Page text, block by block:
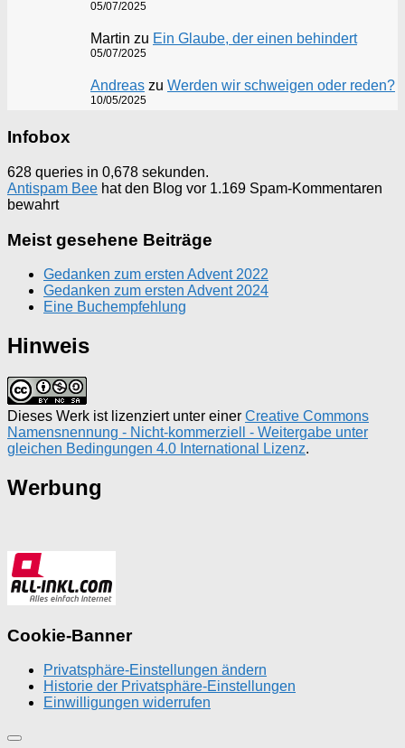
05/07/2025
Martin zu Ein Glaube, der einen behindert
05/07/2025
Andreas zu Werden wir schweigen oder reden?
10/05/2025
Infobox
628 queries in 0,678 sekunden.
Antispam Bee hat den Blog vor 1.169 Spam-Kommentaren
bewahrt
Meist gesehene Beiträge
Gedanken zum ersten Advent 2022
Gedanken zum ersten Advent 2024
Eine Buchempfehlung
Hinweis
Dieses Werk ist lizenziert unter einer Creative Commons
Namensnennung - Nicht-kommerziell - Weitergabe unter
gleichen Bedingungen 4.0 International Lizenz.
Werbung
Cookie-Banner
Privatsphäre-Einstellungen ändern
Historie der Privatsphäre-Einstellungen
Einwilligungen widerrufen